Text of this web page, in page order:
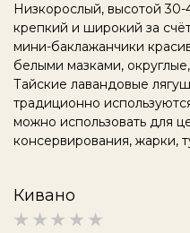
Низкорослый, высотой
крепкий и широкий за
мини-баклажанчики
белыми мазками,
Тайские лавандовые
традиционно
можно использовать для
консервирования, жарки,
Кивано